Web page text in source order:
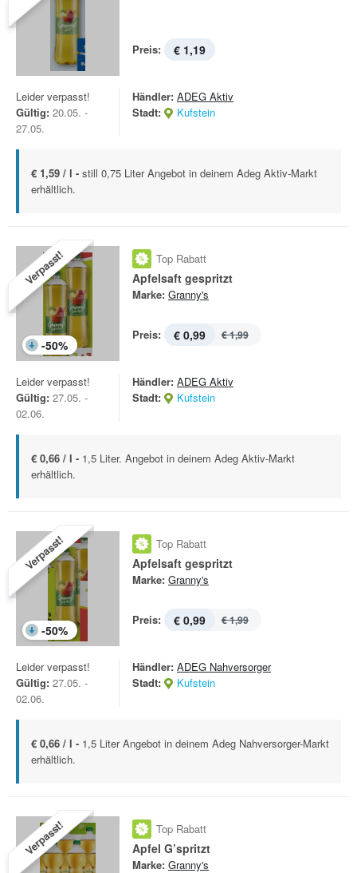
Preis: € 1,19
Leider verpasst!
Gültig: 20.05. -
27.05.
Händler: ADEG Aktiv
Stadt:
Kufstein
€ 1,59 / l - still 0,75 Liter Angebot in deinem Adeg Aktiv-Markt
erhältlich.
Verpasst!
-50%
Top Rabatt
Apfelsaft gespritzt
Marke: Granny's
Preis: € 0,99 € 1,99
Leider verpasst!
Gültig: 27.05. -
02.06.
Händler: ADEG Aktiv
Stadt:
Kufstein
€ 0,66 / l - 1,5 Liter. Angebot in deinem Adeg Aktiv-Markt
erhältlich.
Verpasst!
-50%
Top Rabatt
Apfelsaft gespritzt
Marke: Granny's
Preis: € 0,99 € 1,99
Leider verpasst!
Gültig: 27.05. -
02.06.
Händler: ADEG Nahversorger
Stadt:
Kufstein
€ 0,66 / l - 1,5 Liter Angebot in deinem Adeg Nahversorger-Markt
erhältlich.
Verpasst! Top Rabatt
Apfel G’spritzt
Marke: Granny's